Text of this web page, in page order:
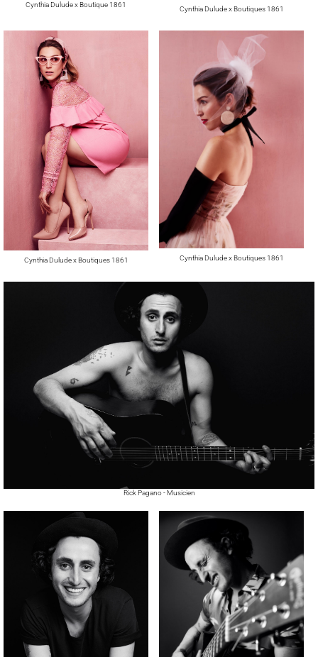
Cynthia Dulude x Boutique 1861 Cynthia Dulude x Boutiques 1861
Cynthia Dulude x Boutiques 1861 Cynthia Dulude x Boutiques 1861
Rick Pagano - Musicien